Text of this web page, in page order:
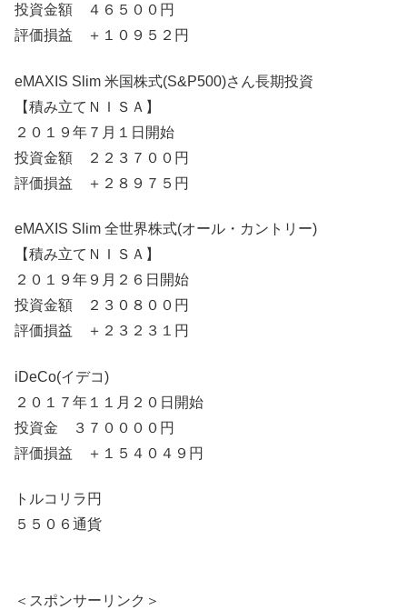
投資金額 ４６５００円
評価損益 ＋１０９５２円
eMAXIS Slim 米国株式(S&P500)さん長期投資
【積み立てＮＩＳＡ】
２０１９年７月１日開始
投資金額 ２２３７００円
評価損益 ＋２８９７５円
eMAXIS Slim 全世界株式(オール・カントリー)
【積み立てＮＩＳＡ】
２０１９年９月２６日開始
投資金額 ２３０８００円
評価損益 ＋２３２３１円
iDeCo(イデコ)
２０１７年１１月２０日開始
投資金 ３７００００円
評価損益 ＋１５４０４９円
トルコリラ円
５５０６通貨
＜スポンサーリンク＞